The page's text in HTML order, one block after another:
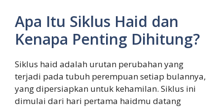
Apa Itu Siklus Haid dan
Kenapa Penting Dihitung?
Siklus haid adalah urutan perubahan yang
terjadi pada tubuh perempuan setiap bulannya,
yang dipersiapkan untuk kehamilan. Siklus ini
dimulai dari hari pertama haidmu datang